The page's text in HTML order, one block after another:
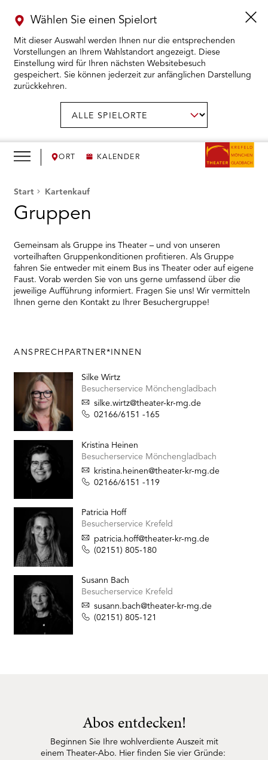
ORT KALENDER
Wählen Sie einen Spielort
Mit dieser Auswahl werden Ihnen nur die entsprechenden
Vorstellungen an Ihrem Wahlstandort angezeigt. Diese
Einstellung wird für Ihren nächsten Websitebesuch
gespeichert. Sie können jederzeit zur anfänglichen Darstellung
zurückkehren.
KARTENKAUF ÖFFNEN
WIR ÖFFNEN
THEATERPÄDAGOGIK ÖFFNEN
BESUCH ÖFFNEN
Start Kartenkauf
Gruppen
Gemeinsam als Gruppe ins Theater – und von unseren
vorteilhaften Gruppenkonditionen profitieren. Als Gruppe
fahren Sie entweder mit einem Bus ins Theater oder auf eigene
Faust. Vorab werden Sie von uns gerne umfassend über die
jeweilige Aufführung informiert. Fragen Sie uns! Wir vermitteln
Ihnen gerne den Kontakt zu Ihrer Besuchergruppe!
ANSPRECHPARTNER*INNEN
Silke Wirtz
Besucherservice Mönchengladbach
silke.wirtz@theater-kr-mg.de
02166/6151 -165
Kristina Heinen
Besucherservice Mönchengladbach
kristina.heinen@theater-kr-mg.de
02166/6151 -119
Patricia Hoff
Besucherservice Krefeld
patricia.hoff@theater-kr-mg.de
(02151) 805-180
Susann Bach
Besucherservice Krefeld
susann.bach@theater-kr-mg.de
(02151) 805-121
Abos entdecken!
Beginnen Sie Ihre wohlverdiente Auszeit mit
einem Theater-Abo. Hier finden Sie vier Gründe: